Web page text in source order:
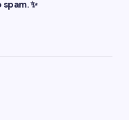
✨